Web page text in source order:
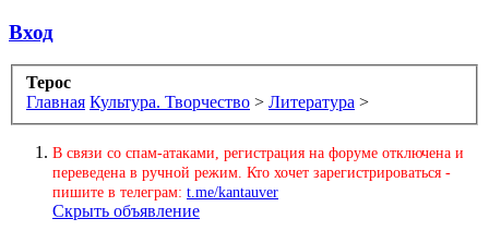
Вход
Терос
Главная Культура. Творчество > Литература >
В связи со спам-атаками, регистрация на форуме отключена и
переведена в ручной режим. Кто хочет зарегистрироваться -
пишите в телеграм: t.me/kantauver
Скрыть объявление